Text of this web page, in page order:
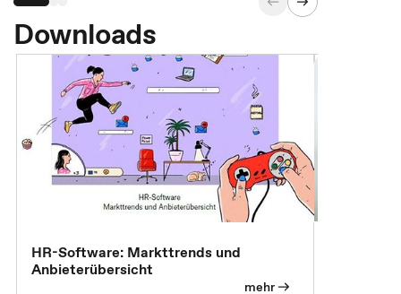
Downloads
HR-Software: Markttrends und
Anbieterübersicht
mehr